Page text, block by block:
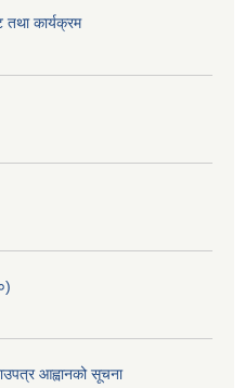
तथा कार्यक्रम
आह्वानको सूचना